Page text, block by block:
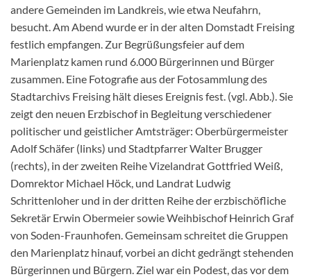
andere Gemeinden im Landkreis, wie etwa Neufahrn,
besucht. Am Abend wurde er in der alten Domstadt Freising
festlich empfangen. Zur Begrüßungsfeier auf dem
Marienplatz kamen rund 6.000 Bürgerinnen und Bürger
zusammen. Eine Fotografie aus der Fotosammlung des
Stadtarchivs Freising hält dieses Ereignis fest. (vgl. Abb.). Sie
zeigt den neuen Erzbischof in Begleitung verschiedener
politischer und geistlicher Amtsträger: Oberbürgermeister
Adolf Schäfer (links) und Stadtpfarrer Walter Brugger
(rechts), in der zweiten Reihe Vizelandrat Gottfried Weiß,
Domrektor Michael Höck, und Landrat Ludwig
Schrittenloher und in der dritten Reihe der erzbischöfliche
Sekretär Erwin Obermeier sowie Weihbischof Heinrich Graf
von Soden-Fraunhofen. Gemeinsam schreitet die Gruppen
den Marienplatz hinauf, vorbei an dicht gedrängt stehenden
Bürgerinnen und Bürgern. Ziel war ein Podest, das vor dem